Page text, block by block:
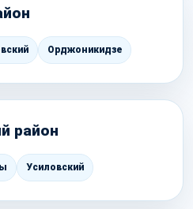
Орджоникидзе
район
Усиловский